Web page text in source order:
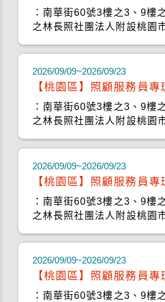
：南華街60號3樓之3、9樓
之林長照社團法人附設桃園
2026/09/09~2026/09/23
【桃園區】照顧服務員專
：南華街60號3樓之3、9樓
之林長照社團法人附設桃園
2026/09/09~2026/09/23
【桃園區】照顧服務員專
：南華街60號3樓之3、9樓
之林長照社團法人附設桃園
2026/09/09~2026/09/23
【桃園區】照顧服務員專
：南華街60號3樓之3、9樓